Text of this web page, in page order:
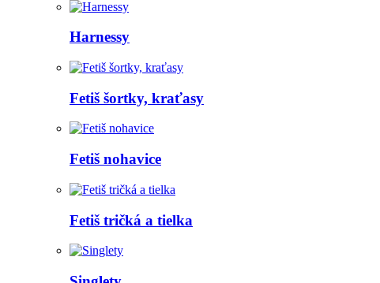
Harnessy
Fetiš šortky, kraťasy
Fetiš nohavice
Fetiš tričká a tielka